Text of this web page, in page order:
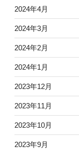
2024年4月
2024年3月
2024年2月
2024年1月
2023年12月
2023年11月
2023年10月
2023年9月